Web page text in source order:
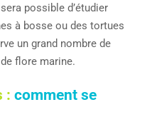
possible d’étudier
à bosse ou des tortues
un grand nombre de
flore marine.
: comment se